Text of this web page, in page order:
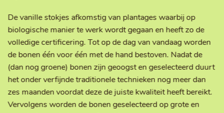
De vanille stokjes afkomstig van plantages waarbij op
biologische manier te werk wordt gegaan en heeft zo de
volledige certificering. Tot op de dag van vandaag worden
de bonen één voor één met de hand bestoven. Nadat de
(dan nog groene) bonen zijn geoogst en geselecteerd duurt
het onder verfijnde traditionele technieken nog meer dan
zes maanden voordat deze de juiste kwaliteit heeft bereikt.
Vervolgens worden de bonen geselecteerd op grote en